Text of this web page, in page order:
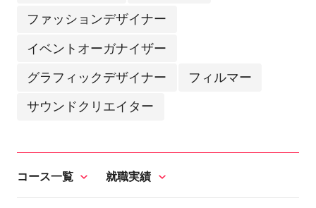
ファッションデザイナー
イベントオーガナイザー
グラフィックデザイナー フィルマー
サウンドクリエイター
コース一覧 就職実績